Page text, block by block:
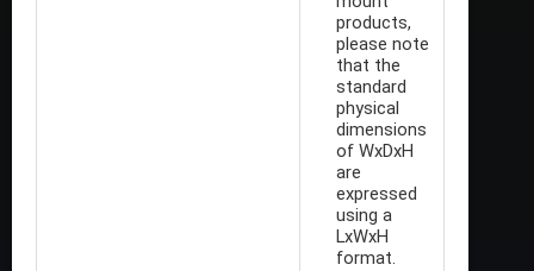
products,
please note
that the
standard
physical
dimensions
of WxDxH
are
expressed
using a
LxWxH
format.